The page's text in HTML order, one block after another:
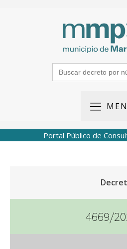
Search
for:
Portal Público de
4669/